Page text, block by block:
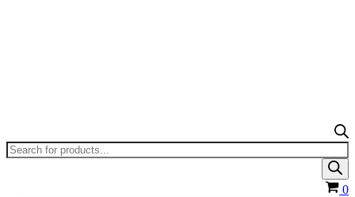
Products
search
0